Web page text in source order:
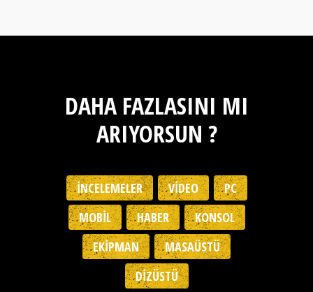
DAHA FAZLASINI MI
ARIYORSUN ?
İNCELEMELER VIDEO
PC
MOBIL
HABER
KONSOL
EKIPMAN
MASAÜSTÜ
DIZÜSTÜ